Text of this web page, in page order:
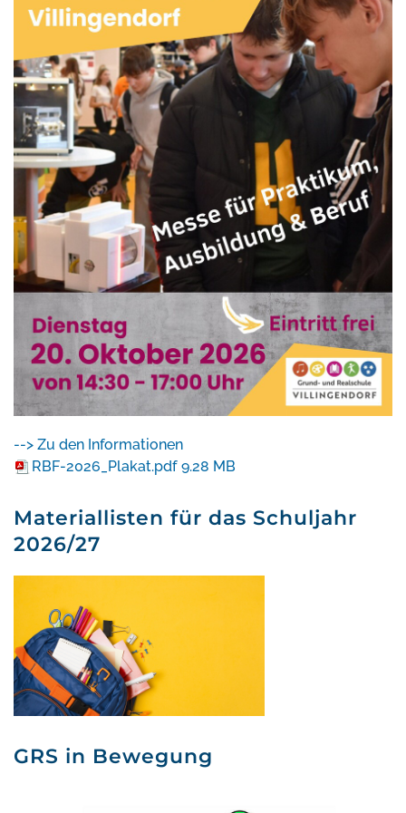
--> Zu den Informationen
RBF-2026_Plakat.pdf 9.28 MB
Materiallisten für das Schuljahr
2026/27
GRS in Bewegung